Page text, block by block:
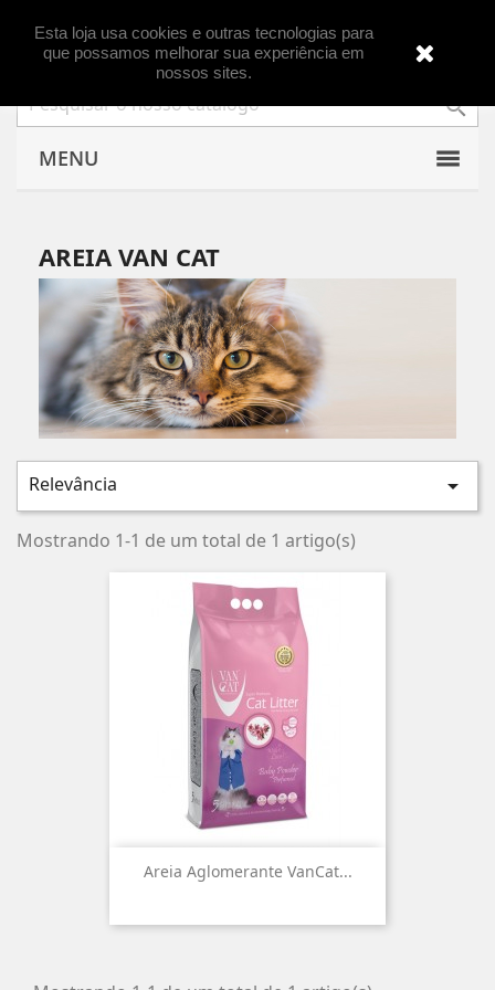


MENU
AREIA VAN CAT
Relevância 
Mostrando 1-1 de um total de 1 artigo(s)
Areia Aglomerante VanCat...
Esta loja usa cookies e outras tecnologias para
que possamos melhorar sua experiência em
nossos sites.